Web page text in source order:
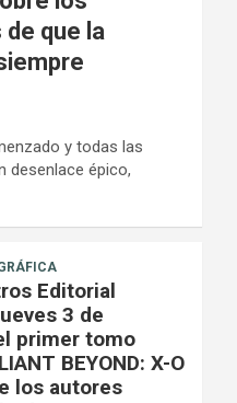
que la
y todas las
desenlace épico,
Editorial
3 de
primer tomo
BEYOND: X-O
los autores